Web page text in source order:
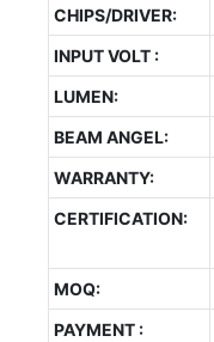
CHIPS/DRIVER:
INPUT VOLT :
LUMEN:
BEAM ANGEL:
WARRANTY:
CERTIFICATION:
MOQ:
PAYMENT :